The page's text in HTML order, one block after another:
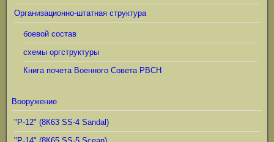
Организационно-штатная структура
боевой состав
схемы оргструктуры
Книга почета Военного Совета РВСН
Вооружение
"Р-12" (8К63 SS-4 Sandal)